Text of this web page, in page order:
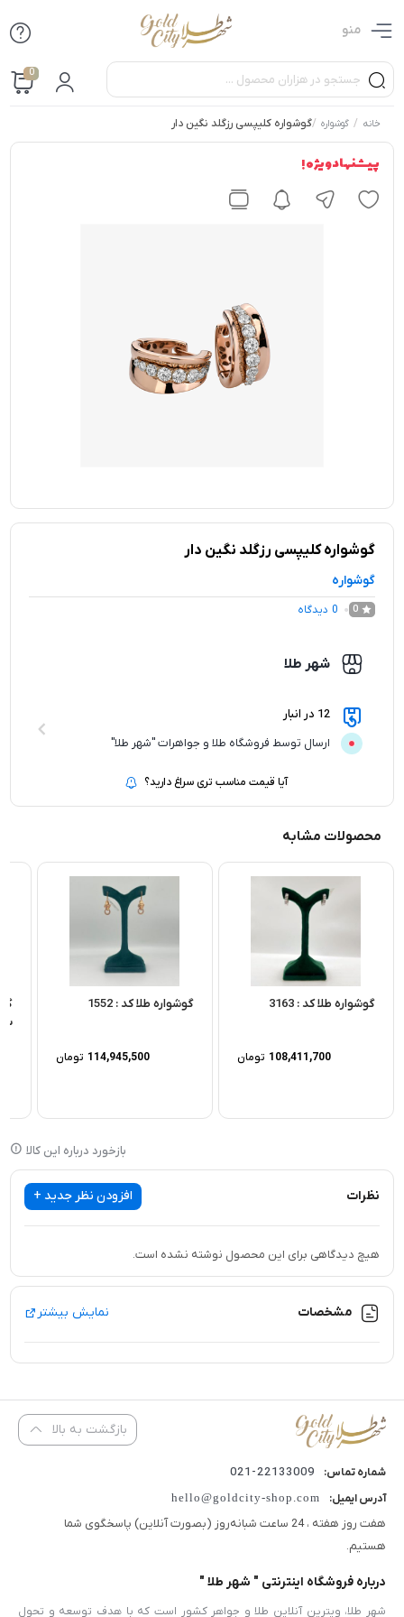
منو
0
خانه / گوشواره /گوشواره کلیپسی رزگلد نگین دار
پیشنهاد ویژه !
گوشواره کلیپسی رزگلد نگین دار
گوشواره
0
0 دیدگاه
شهر طلا
12 در انبار
ارسال توسط فروشگاه طلا و جواهرات "شهر طلا"
آیا قیمت مناسب تری سراغ دارید؟
محصولات مشابه
گوشواره طلا کد : 3163
108,411,700 تومان
گوشواره طلا کد : 1552
114,945,500 تومان
بازخورد درباره این کالا
نظرات افزودن نظر جدید +
هیچ دیدگاهی برای این محصول نوشته نشده است.
مشخصات نمایش بیشتر
بازگشت به بالا
شماره تماس: 22133009-021
آدرس ایمیل: hello@goldcity-shop.com
هفت روز هفته ، 24 ساعت شبانه‌روز (بصورت آنلاین) پاسخگوی شما
هستیم.
درباره فروشگاه اینترنتی " شهر طلا "
شهر طلا، ویترین آنلاین طلا و جواهر کشور است که با هدف توسعه و تحول